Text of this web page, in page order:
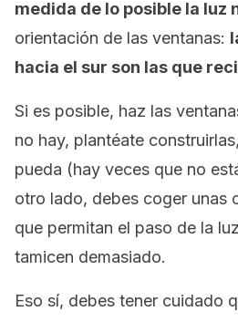
medida de lo posible la luz
orientación de las ventanas:
hacia el sur son las que
Si es posible, haz las
no hay, plantéate
pueda (hay veces que no
otro lado, debes coger unas
que permitan el paso de la
tamicen demasiado.
Eso sí, debes tener cuidado